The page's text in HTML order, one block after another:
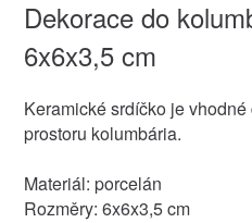
Dekorace do
6x6x3,5 cm
Keramické srdíčko je
prostoru kolumbária.
Materiál: porcelán
Rozměry: 6x6x3,5 cm